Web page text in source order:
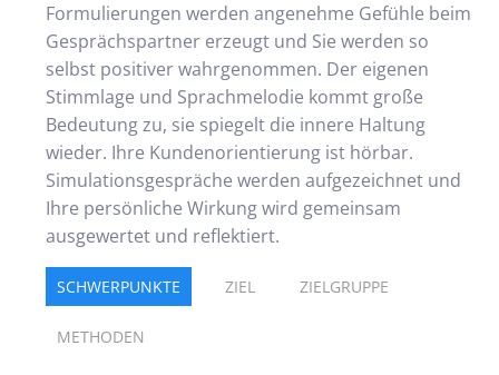
Formulierungen werden angenehme Gefühle beim
Gesprächspartner erzeugt und Sie werden so
selbst positiver wahrgenommen. Der eigenen
Stimmlage und Sprachmelodie kommt große
Bedeutung zu, sie spiegelt die innere Haltung
wieder. Ihre Kundenorientierung ist hörbar.
Simulationsgespräche werden aufgezeichnet und
Ihre persönliche Wirkung wird gemeinsam
ausgewertet und reflektiert.
SCHWERPUNKTE ZIEL ZIELGRUPPE
METHODEN